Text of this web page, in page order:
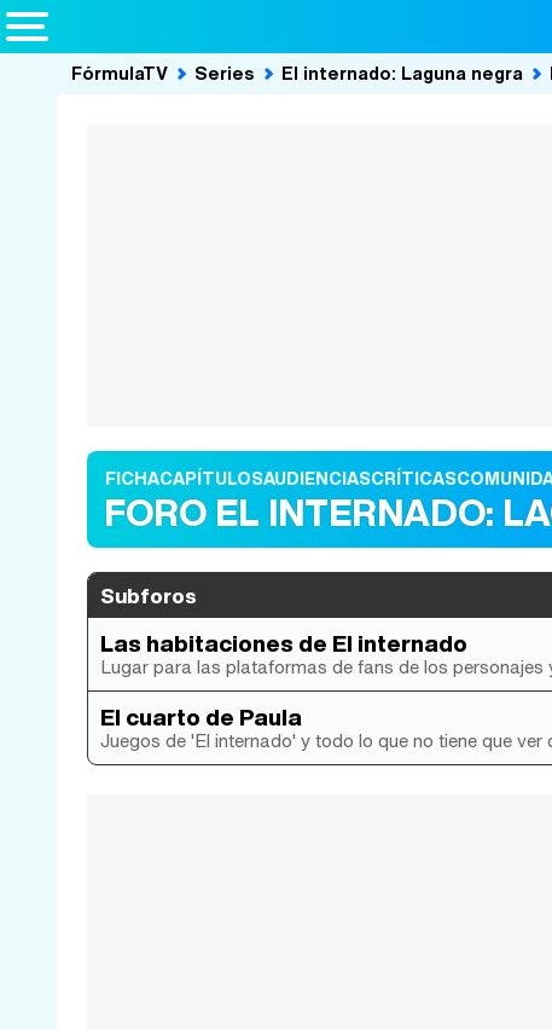
FórmulaTV Series El internado: Laguna negra
FICHACAPÍTULOSAUDIENCIASCRÍTICAS
FORO EL INTERNADO:
Subforos
Las habitaciones de El internado
Lugar para las plataformas de fans de los personajes
El cuarto de Paula
Juegos de 'El internado' y todo lo que no tiene que ver